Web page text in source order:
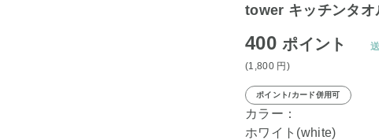
tower キッチンタオ
400ポイント
(1,800 円 )
ポイント/カード併用可
カラー：
ホワイト(white)